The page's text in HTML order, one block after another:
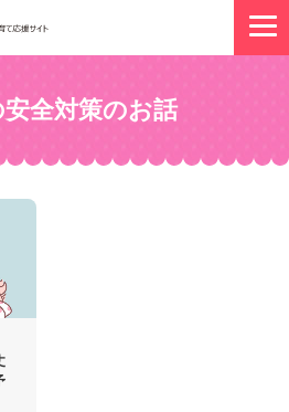
全対策のお話